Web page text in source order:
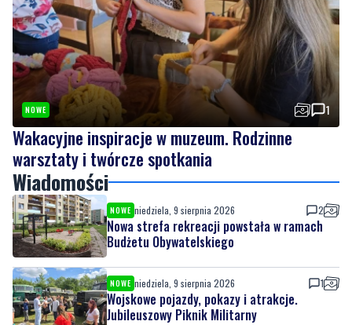
NOWE 1
Wakacyjne inspiracje w muzeum. Rodzinne
warsztaty i twórcze spotkania
Wiadomości
NOWE niedziela, 9 sierpnia 2026
Nowa strefa rekreacji powstała w ramach
Budżetu Obywatelskiego
NOWE niedziela, 9 sierpnia 2026 1
Wojskowe pojazdy, pokazy i atrakcje.
NOWE niedziela, 9 sierpnia 2026
Tu można znaleźć prawdziwe perełki. Pchli